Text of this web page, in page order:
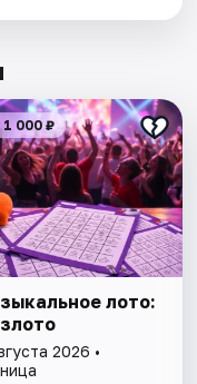
1 000 ₽
лото:
2026 •